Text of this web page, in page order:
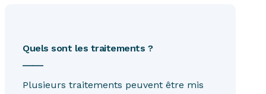
Quels sont les traitements ?
Plusieurs traitements peuvent être mis